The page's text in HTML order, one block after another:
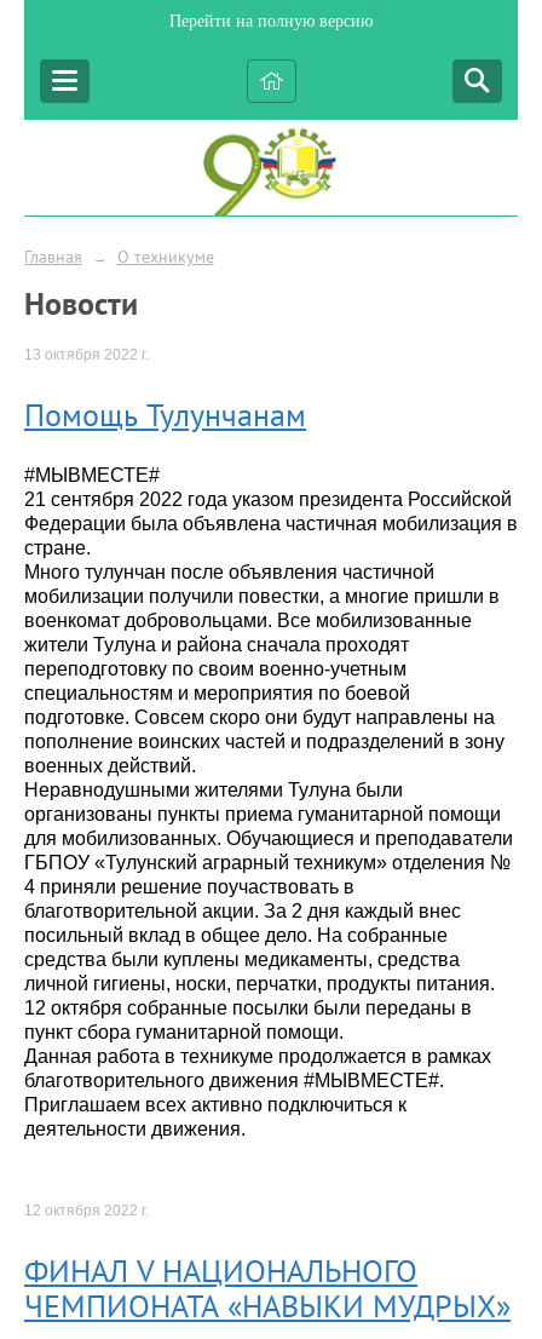
Перейти на полную версию
Главная → О техникуме
Новости
13 октября 2022 г.
Помощь Тулунчанам
#МЫВМЕСТЕ#
21 сентября 2022 года указом президента Российской
Федерации была объявлена частичная мобилизация в
стране.
Много тулунчан после объявления частичной
мобилизации получили повестки, а многие пришли в
военкомат добровольцами. Все мобилизованные
жители Тулуна и района сначала проходят
переподготовку по своим военно-учетным
специальностям и мероприятия по боевой
подготовке. Совсем скоро они будут направлены на
пополнение воинских частей и подразделений в зону
военных действий.
Неравнодушными жителями Тулуна были
организованы пункты приема гуманитарной помощи
для мобилизованных. Обучающиеся и преподаватели
ГБПОУ «Тулунский аграрный техникум» отделения №
4 приняли решение поучаствовать в
благотворительной акции. За 2 дня каждый внес
посильный вклад в общее дело. На собранные
средства были куплены медикаменты, средства
личной гигиены, носки, перчатки, продукты питания.
12 октября собранные посылки были переданы в
пункт сбора гуманитарной помощи.
Данная работа в техникуме продолжается в рамках
благотворительного движения #МЫВМЕСТЕ#.
Приглашаем всех активно подключиться к
деятельности движения.
12 октября 2022 г.
ФИНАЛ V НАЦИОНАЛЬНОГО
ЧЕМПИОНАТА «НАВЫКИ МУДРЫХ»